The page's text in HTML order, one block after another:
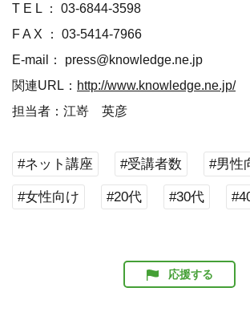
T E L ： 03-6844-3598
F A X ： 03-5414-7966
E-mail： press@knowledge.ne.jp
関連URL： http://www.knowledge.ne.jp/
担当者：江嵜 英彦
#ネット講座 #受講者数 #男性
#女性向け #20代 #30代
応援する